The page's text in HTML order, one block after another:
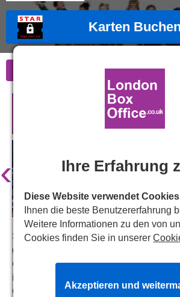
Karten Buchen
Sonderangebote
Christmas Carol Goes
‹
Sind Sie bereit für eine ordentliche
gewürzt mit jeder Menge
Carol Goes Wrong“feiert nach
inszeniert von den
Gewinnern des Mischief Theatre, zur
Ihre Erfahrung
Diese Website verwendet Cookies
Ihnen die beste Benutzererfahrung
Weitere Informationen zu den von
Cookies finden Sie in unserer
Akzeptieren und